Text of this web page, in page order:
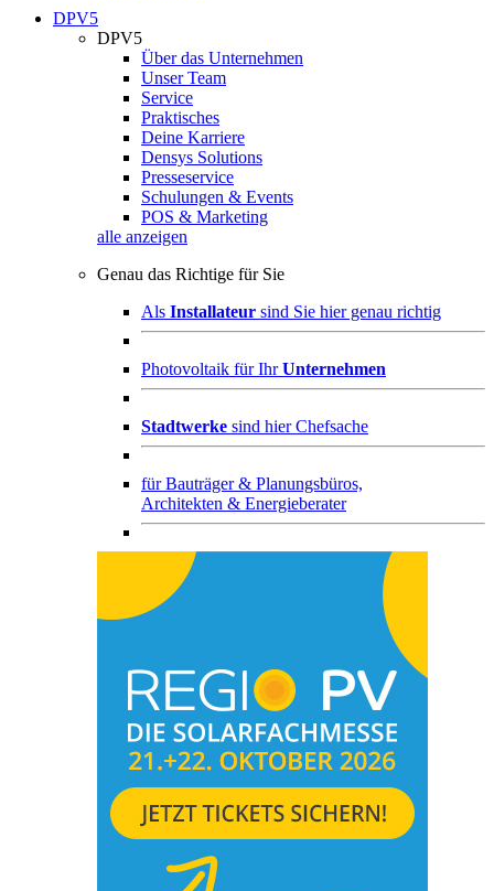
DPV5
DPV5
Über das Unternehmen
Unser Team
Service
Praktisches
Deine Karriere
Densys Solutions
Presseservice
Schulungen & Events
POS & Marketing
alle anzeigen
Genau das Richtige für Sie
Als Installateur sind Sie hier genau richtig
Photovoltaik für IhrUnternehmen
Stadtwerke sind hier Chefsache
fürBauträger & Planungsbüros,
Architekten & Energieberater